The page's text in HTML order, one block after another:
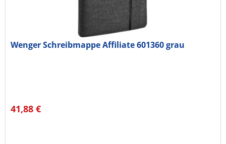
Wenger Schreibmappe Affiliate 601360 grau
41,88 €